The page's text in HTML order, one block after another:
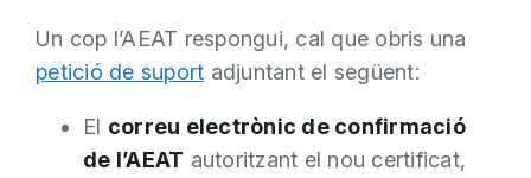
Un cop l’AEAT respongui, cal que obris una
petició de suport adjuntant el següent:
El correu electrònic de confirmació
de l’AEAT autoritzant el nou certificat,